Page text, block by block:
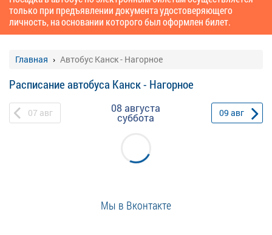
только при предъявлении документа удостоверяющего
личность, на основании которого был оформлен билет.
Главная Автобус Канск - Нагорное
Расписание автобуса Канск - Нагорное
07 авг 08 августа
суббота 09 авг
Мы в Вконтакте